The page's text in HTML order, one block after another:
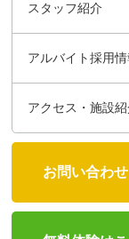
スタッフ紹介
アルバイト採用情
アクセス・施設紹
お問い合わせ